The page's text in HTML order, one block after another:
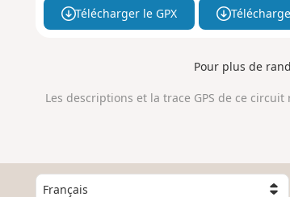
Télécharger le GPX
Pour plus de
Les descriptions et la trace GPS de ce
C